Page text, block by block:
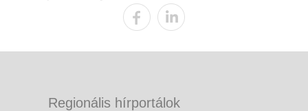
Regionális hírportálok